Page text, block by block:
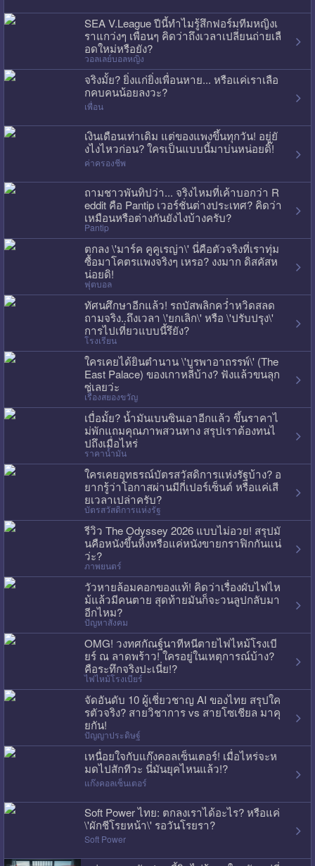
SEA V.League ปีนี้ทำไมรู้สึกฟอร์มทีมหญิงเ
ราแกว่งๆ เพื่อนๆ คิดว่าถึงเวลาเปลี่ยนถ่ายเลื
อดใหม่หรือยัง?
วอลเลย์บอลหญิง
จริงมั้ย? ยิ่งแก่ยิ่งเพื่อนหาย... หรือแค่เราเลือ
กคบคนน้อยลงวะ?
เพื่อน
เงินเดือนเท่าเดิม แต่ของแพงขึ้นทุกวัน! อยู่ยั
งไงไหวก่อน? ใครเป็นแบบนี้มาบ่นหน่อยดิ๊!
ค่าครองชีพ
ถามชาวพันทิปว่า... จริงไหมที่เค้าบอกว่า R
eddit คือ Pantip เวอร์ชั่นต่างประเทศ? คิดว่า
เหมือนหรือต่างกันยังไงบ้างครับ?
Pantip
ตกลง \'มาร์ค คูคูเรญ่า\' นี่คือตัวจริงที่เราทุ่ม
ซื้อมาโคตรแพงจริงๆ เหรอ? งงมาก ดิสคัสห
น่อยดิ!
ฟุตบอล
ทัศนศึกษาอีกแล้ว! รถบัสพลิกคว่ำหวิดสลด
ถามจริง..ถึงเวลา \'ยกเลิก\' หรือ \'ปรับปรุง\'
การไปเที่ยวแบบนี้รึยัง?
โรงเรียน
ใครเคยได้ยินตำนาน \'บูรพาอาถรรพ์\' (The
East Palace) ของเกาหลีบ้าง? ฟังแล้วขนลุก
ซู่เลยว่ะ
เรื่องสยองขวัญ
เบื่อมั้ย? น้ำมันเบนซินเอาอีกแล้ว ขึ้นราคาไ
ม่พักแถมคุณภาพสวนทาง สรุปเราต้องทนไ
ปถึงเมื่อไหร่
ราคาน้ำมัน
ใครเคยอุทธรณ์บัตรสวัสดิการแห่งรัฐบ้าง? อ
ยากรู้ว่าโอกาสผ่านมีกี่เปอร์เซ็นต์ หรือแค่เสี
ยเวลาเปล่าครับ?
บัตรสวัสดิการแห่งรัฐ
รีวิว The Odyssey 2026 แบบไม่อวย! สรุปมั
นคือหนังขึ้นหิ้งหรือแค่หนังขายกราฟิกกันแน่
ว่ะ?
ภาพยนตร์
วัวหายล้อมคอกของแท้! คิดว่าเรื่องผับไฟไห
ม้แล้วมีคนตาย สุดท้ายมันก็จะวนลูปกลับมา
อีกไหม?
ปัญหาสังคม
OMG! วงทศกัณฐ์นาทีหนีตายไฟไหม้โรงเบี
ยร์ ณ ลาดพร้าว! ใครอยู่ในเหตุการณ์บ้าง?
คือระทึกจริงปะเนี่ย!?
ไฟไหม้โรงเบียร์
จัดอันดับ 10 ผู้เชี่ยวชาญ AI ของไทย สรุปใค
รตัวจริง? สายวิชาการ vs สายโซเชียล มาคุ
ยกัน!
ปัญญาประดิษฐ์
เหนื่อยใจกับแก๊งคอลเซ็นเตอร์! เมื่อไหร่จะห
มดไปสักทีวะ นี่มันยุคไหนแล้ว!?
แก๊งคอลเซ็นเตอร์
Soft Power ไทย: ตกลงเราได้อะไร? หรือแค่
\'ผักชีโรยหน้า\' รอวันโรยรา?
Soft Power